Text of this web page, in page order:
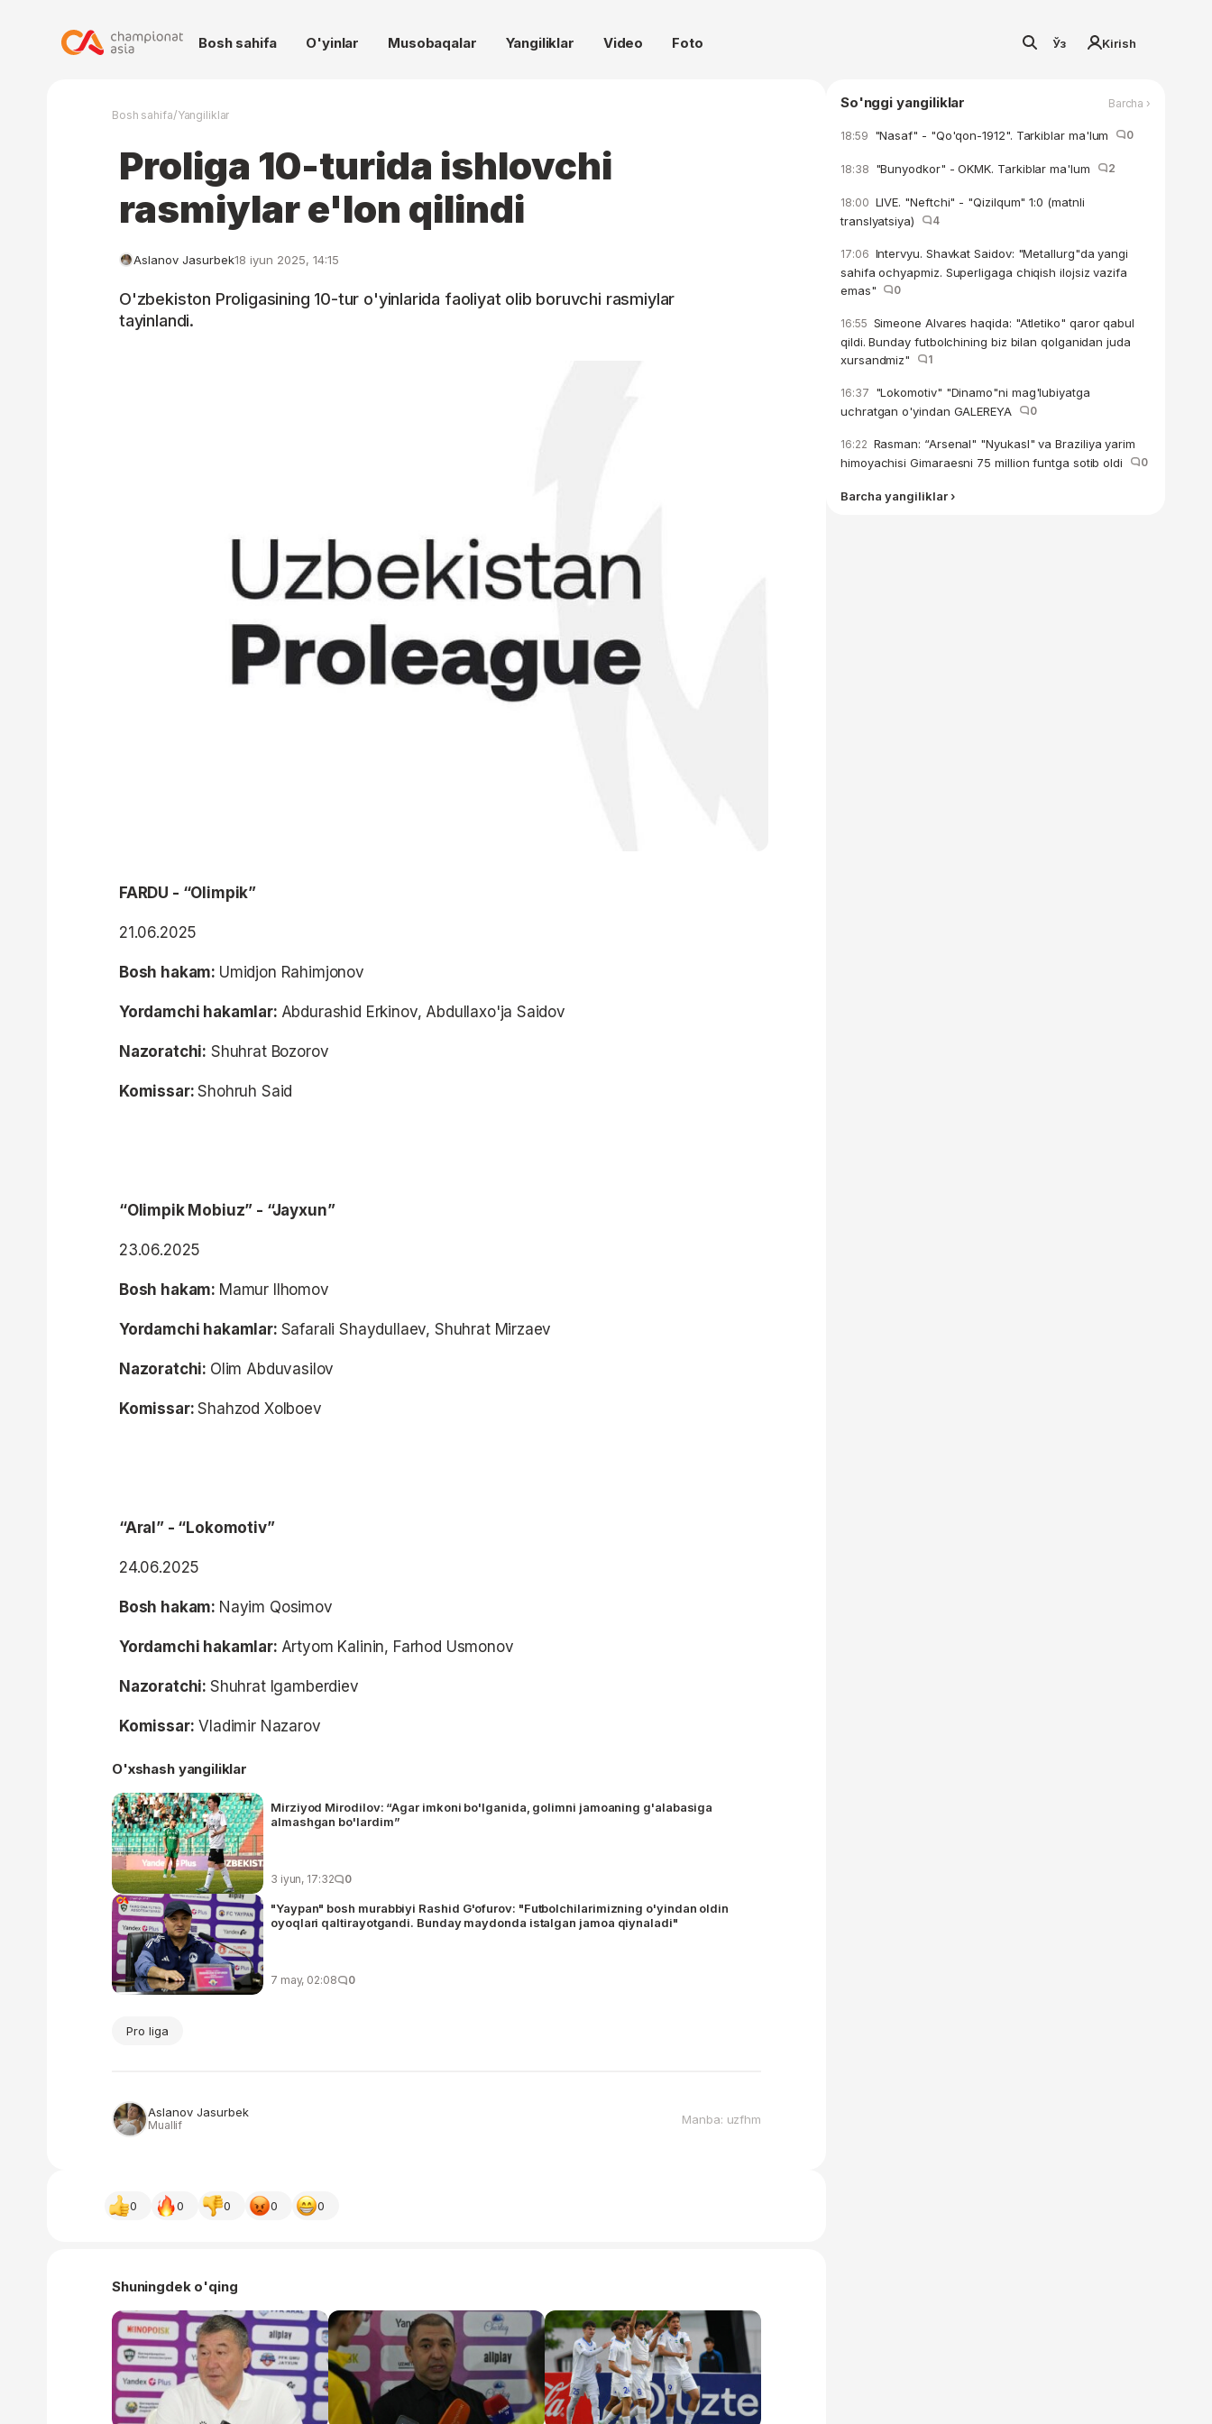
Bosh sahifa O'yinlar Musobaqalar Yangiliklar Video Foto Ўз Kirish
Bosh sahifa/Yangiliklar
Proliga 10-turida ishlovchi
rasmiylar e'lon qilindi
Aslanov Jasurbek18 iyun 2025, 14:15
O'zbekiston Proligasining 10-tur o'yinlarida faoliyat olib boruvchi rasmiylar
tayinlandi.
FARDU - “Olimpik”
21.06.2025
Bosh hakam: Umidjon Rahimjonov
Yordamchi hakamlar: Abdurashid Erkinov, Abdullaxo'ja Saidov
Nazoratchi: Shuhrat Bozorov
Komissar:Shohruh Said
“Olimpik Mobiuz” - “Jayxun”
23.06.2025
Bosh hakam: Mamur Ilhomov
Yordamchi hakamlar: Safarali Shaydullaev, Shuhrat Mirzaev
Nazoratchi: Olim Abduvasilov
Komissar:Shahzod Xolboev
“Aral” - “Lokomotiv”
24.06.2025
Bosh hakam: Nayim Qosimov
Yordamchi hakamlar: Artyom Kalinin, Farhod Usmonov
Nazoratchi: Shuhrat Igamberdiev
Komissar: Vladimir Nazarov
O'xshash yangiliklar
Mirziyod Mirodilov: “Agar imkoni bo'lganida, golimni jamoaning g'alabasiga
almashgan bo'lardim”
3 iyun, 17:32 0
"Yaypan" bosh murabbiyi Rashid G'ofurov: "Futbolchilarimizning o'yindan oldin
oyoqlari qaltirayotgandi. Bunday maydonda istalgan jamoa qiynaladi"
7 may, 02:08 0
Pro liga
Aslanov Jasurbek
Muallif Manba: uzfhm
0 0 0 0 0
Shuningdek o'qing
So'nggi yangiliklar Barcha ›
18:59 "Nasaf" - "Qo'qon-1912". Tarkiblar ma'lum 0
18:38 "Bunyodkor" - OKMK. Tarkiblar ma'lum 2
18:00 LIVE. "Neftchi" - "Qizilqum" 1:0 (matnli
translyatsiya)
4
17:06 Intervyu. Shavkat Saidov: "Metallurg"da yangi
sahifa ochyapmiz. Superligaga chiqish ilojsiz vazifa
emas"
0
16:55 Simeone Alvares haqida: "Atletiko" qaror qabul
qildi. Bunday futbolchining biz bilan qolganidan juda
xursandmiz"
1
16:37 "Lokomotiv" "Dinamo"ni mag'lubiyatga
uchratgan o'yindan GALEREYA
0
16:22 Rasman: “Arsenal" "Nyukasl" va Braziliya yarim
himoyachisi Gimaraesni 75 million funtga sotib oldi
0
Barcha yangiliklar ›